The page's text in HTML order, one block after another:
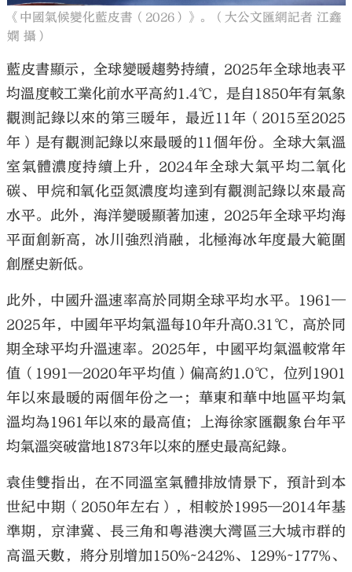
《中國氣候變化藍皮書（2026）》。（大公文匯網記者 江鑫
嫻 攝）
藍皮書顯示，全球變暖趨勢持續，2025年全球地表平
均溫度較工業化前水平高約1.4℃，是自1850年有氣象
觀測記錄以來的第三暖年，最近11年（2015至2025
年）是有觀測記錄以來最暖的11個年份。全球大氣溫
室氣體濃度持續上升，2024年全球大氣平均二氧化
碳、甲烷和氧化亞氮濃度均達到有觀測記錄以來最高
水平。此外，海洋變暖顯著加速，2025年全球平均海
平面創新高，冰川強烈消融，北極海冰年度最大範圍
創歷史新低。
此外，中國升溫速率高於同期全球平均水平。1961—
2025年，中國年平均氣溫每10年升高0.31℃，高於同
期全球平均升溫速率。2025年，中國平均氣溫較常年
值（1991—2020年平均值）偏高約1.0℃，位列1901
年以來最暖的兩個年份之一；華東和華中地區平均氣
溫均為1961年以來的最高值；上海徐家匯觀象台年平
均氣溫突破當地1873年以來的歷史最高紀錄。
袁佳雙指出，在不同溫室氣體排放情景下，預計到本
世紀中期（2050年左右），相較於1995—2014年基
準期，京津冀、長三角和粵港澳大灣區三大城市群的
高溫天數，將分別增加150%~242%、129%~177%、